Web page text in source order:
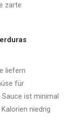
zarte
liefern
für
ist minimal
niedrig